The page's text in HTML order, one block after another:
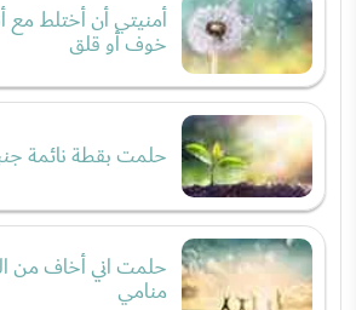
أمنيتي أن أختلط مع
خوف أو قلق
حلمت بقطة نائمة
حلمت اني أخاف من
منامي